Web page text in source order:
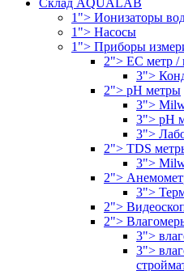
Склад AQUALAB
1"> Ионизаторы
1"> Насосы
1"> Приборы
2"> EC метр /
3">
2"> pH метры
3">
3"> pH
3">
2"> TDS
3">
2">
3">
2">
2">
3">
3">